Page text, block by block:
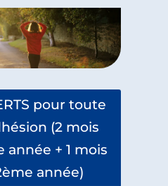
pour toute
(2 mois
année + 1 mois
année)